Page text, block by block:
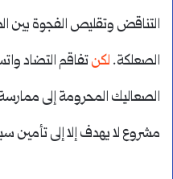
التناقض وتقليص الفجوة بين
الصعلكة. لكنتفاقم التضاد
الصعاليك المحرومة إلى
مشروع لا يهدف إلا إلى تأمين